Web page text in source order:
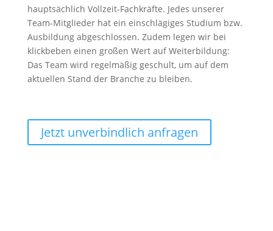
hauptsächlich Vollzeit-Fachkräfte. Jedes unserer
Team-Mitglieder hat ein einschlägiges Studium bzw.
Ausbildung abgeschlossen. Zudem legen wir bei
klickbeben einen großen Wert auf Weiterbildung:
Das Team wird regelmäßig geschult, um auf dem
aktuellen Stand der Branche zu bleiben.
Jetzt unverbindlich anfragen